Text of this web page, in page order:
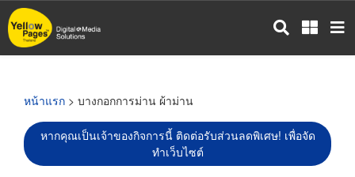
ข้าม
ไป
หน้าแรก > บางกอกการม่าน ผ้าม่าน
หากคุณเป็นเจ้าของกิจการนี้ ติดต่อรับส่วนลดพิเศษ! เพื่อจัด
ทำเว็บไซต์